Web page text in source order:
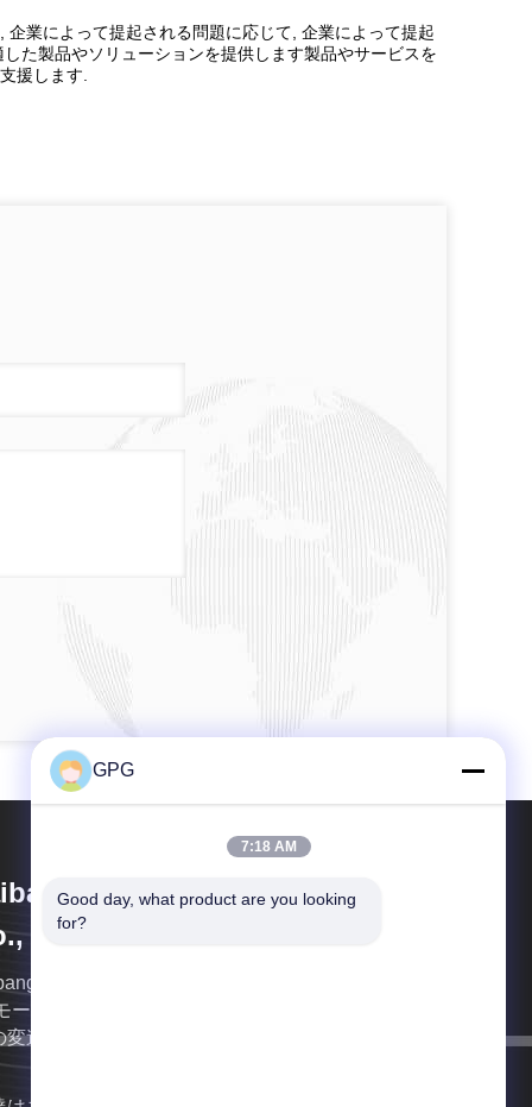
業によって提起される問題に応じて, 企業によって提起
た製品やソリューションを提供します製品やサービスを
援します.
Motor Industry Group
Ltd.
の自動車産業のグループCo.、株式会社はACギ
ーター、DCギヤ モーター、ドラム モーター、惑
変速機、みみずの変速機の専門の製造である。
GPG
7:18 AM
Good day, what product are you looking
for?